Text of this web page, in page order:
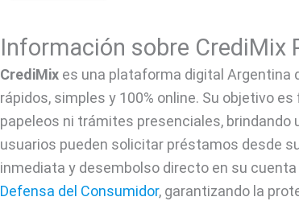
Información sobre CrediMix
CrediMix es una plataforma digital Argentina
rápidos, simples y 100% online. Su objetivo
papeleos ni trámites presenciales, brindando
usuarios pueden solicitar préstamos desde
inmediata y desembolso directo en su
Defensa del Consumidor, garantizando la